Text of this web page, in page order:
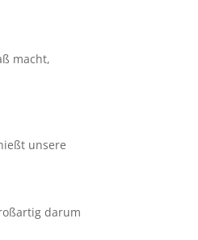
macht,
unsere
darum